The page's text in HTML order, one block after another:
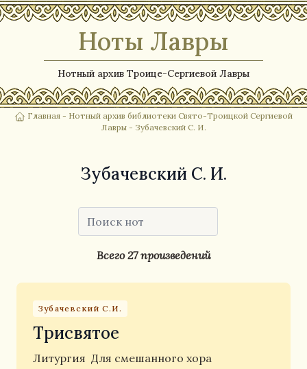
Ноты Лавры
Нотный архив Троице-Сергиевой Лавры
Главная - Нотный архив библиотеки Свято-Троицкой Сергиевой
Лавры- Зубачевский С. И.
Зубачевский С. И.
Всего 27 произведений
Зубачевский С.И.
Трисвятое
Литургия Для смешанного хора